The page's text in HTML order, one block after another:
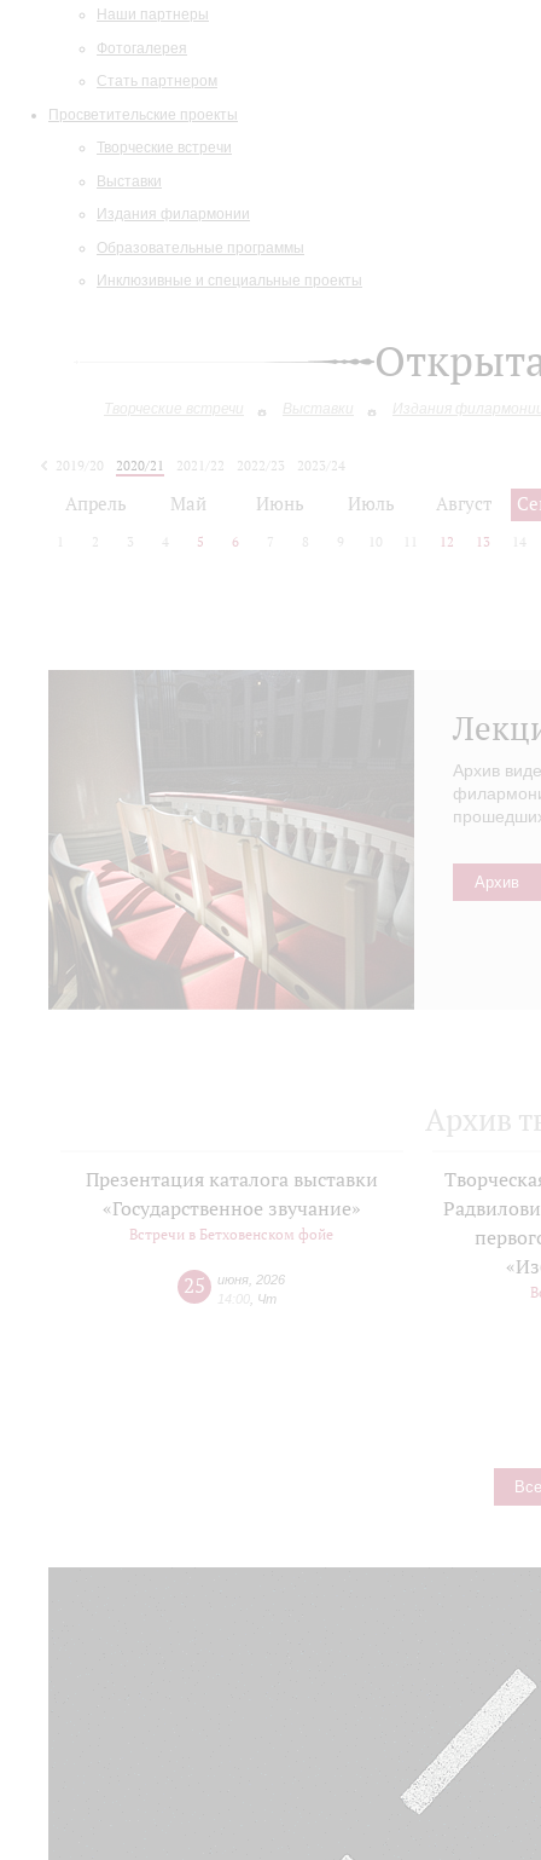
Наши партнеры
Фотогалерея
Стать партнером
Просветительские проекты
Творческие встречи
Выставки
Издания филармонии
Образовательные программы
Инклюзивные и специальные проекты
Творческие встречи Выставки Издания
2019/20 2020/21 2021/22 2022/23
2023/24
Апрель Май Июнь Июль Август
2 3 4 5 6 7 8 9 10 12 13 14
Архив
Архив
Архив
Презентация каталога выставки
«Государственное звучание»
Встречи в Бетховенском фойе
25 июня 2026
14:00 Чт